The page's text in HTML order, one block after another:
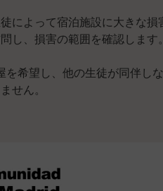
によって宿泊施設に大きな
し、損害の範囲を確認しま
希望し、他の生徒が同伴し
せん。